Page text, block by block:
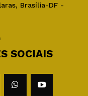
Brasília-DF -
SOCIAIS